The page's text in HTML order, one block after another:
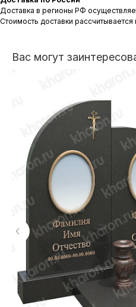
Доставка в регионы РФ
Стоимость доставки
Вас могут